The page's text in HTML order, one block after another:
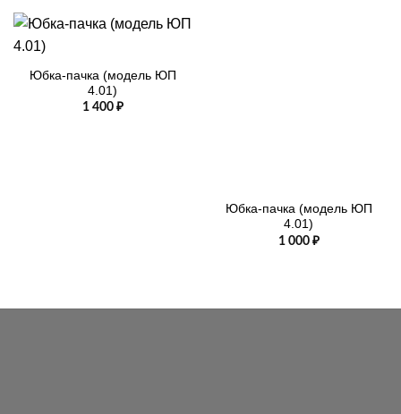
Юбка-пачка (модель ЮП
4.01)
1 400 ₽
Юбка-пачка (модель ЮП
4.01)
1 000 ₽